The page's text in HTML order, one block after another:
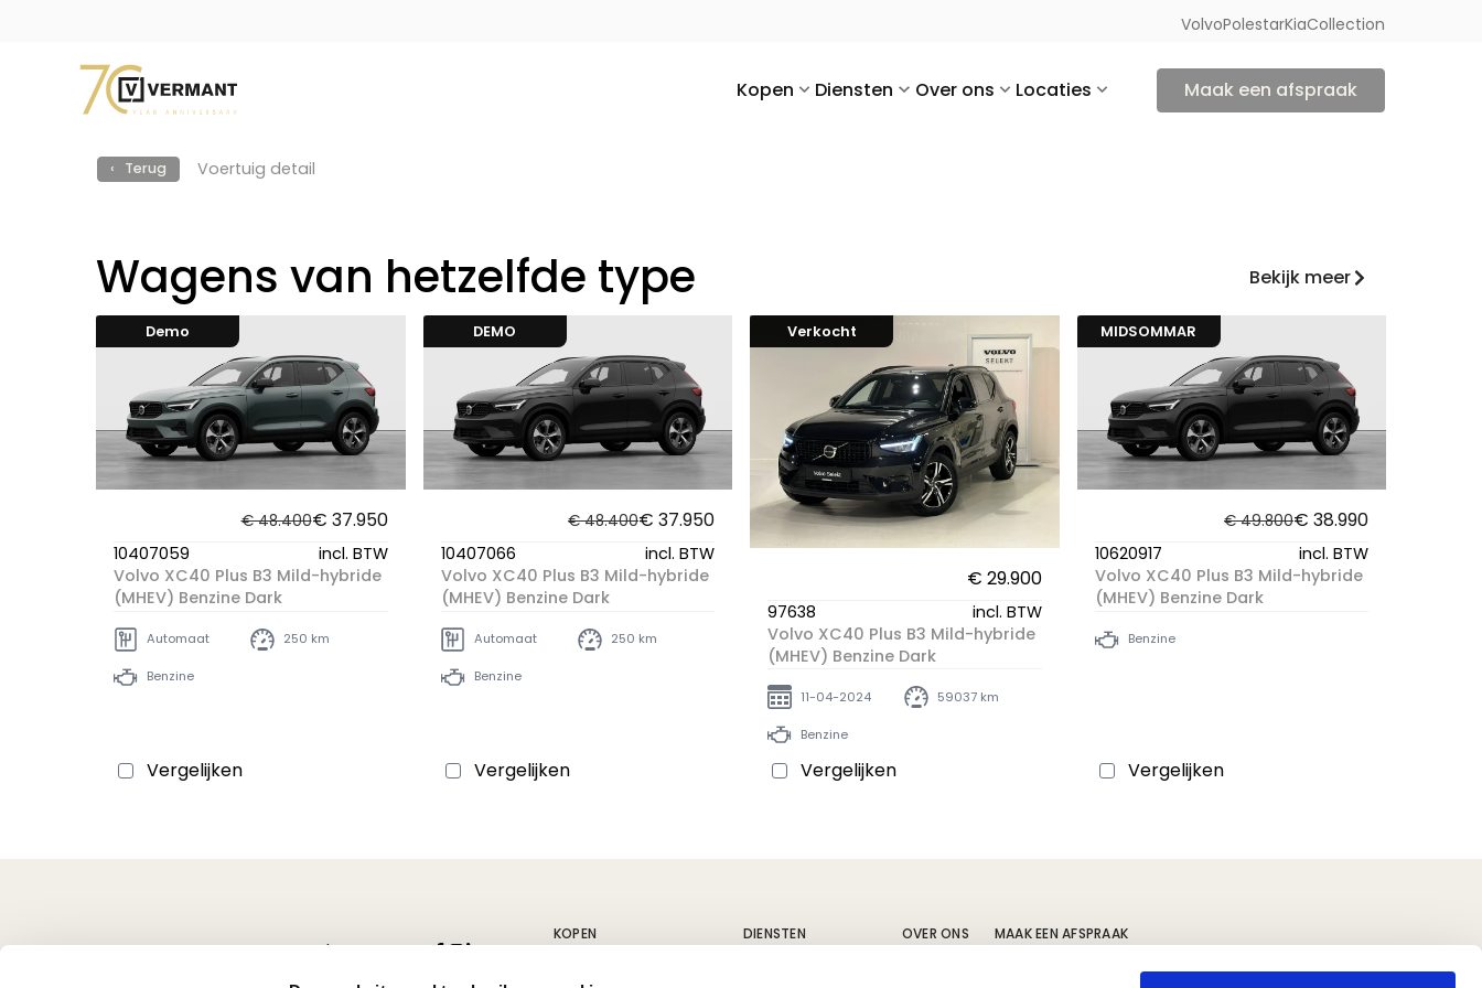
VolvoPolestarKiaCollection
Kopen Diensten Over ons Locaties Maak een afspraak
‹ Terug Voertuig detail
Wagens van hetzelfde type Bekijk meer
Demo
€ 48.400€ 37.950
10407059
incl. BTW
Volvo XC40 Plus B3 Mild-hybride
(MHEV) Benzine Dark
Automaat 250 km
Benzine
Vergelijken
DEMO
€ 48.400€ 37.950
10407066
incl. BTW
Volvo XC40 Plus B3 Mild-hybride
(MHEV) Benzine Dark
Automaat 250 km
Benzine
Vergelijken
Verkocht
€ 29.900
97638
incl. BTW
Volvo XC40 Plus B3 Mild-hybride
(MHEV) Benzine Dark
11-04-2024 59037 km
Benzine
Vergelijken
MIDSOMMAR
€ 49.800€ 38.990
10620917
incl. BTW
Volvo XC40 Plus B3 Mild-hybride
(MHEV) Benzine Dark
Benzine
Vergelijken
Volg ons op
KOPEN
Alle voertuigen
DIENSTEN
OVER ONS
MAAK EEN AFSPRAAK